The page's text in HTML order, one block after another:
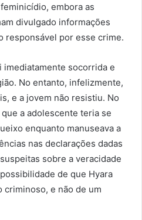
embora as
divulgado informações
responsável por esse crime.
imediatamente socorrida e
No entanto, infelizmente,
e a jovem não resistiu. No
a adolescente teria se
enquanto manuseava a
nas declarações dadas
sobre a veracidade
de que Hyara
criminoso, e não de um